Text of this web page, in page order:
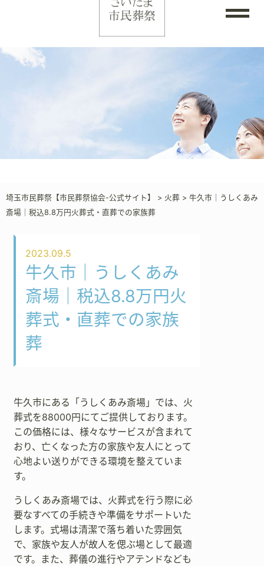
埼玉市民葬祭【市民葬祭協会-公式サイト】 > 火葬 > 牛久市｜うしくあみ
斎場｜税込8.8万円火葬式・直葬での家族葬
2023.09.5
牛久市｜うしくあみ
斎場｜税込8.8万円火
葬式・直葬での家族
葬
牛久市にある「うしくあみ斎場」では、火
葬式を88000円にてご提供しております。
この価格には、様々なサービスが含まれて
おり、亡くなった方の家族や友人にとって
心地よい送りができる環境を整えていま
す。
うしくあみ斎場では、火葬式を行う際に必
要なすべての手続きや準備をサポートいた
します。式場は清潔で落ち着いた雰囲気
で、家族や友人が故人を偲ぶ場として最適
です。また、葬儀の進行やアテンドなども